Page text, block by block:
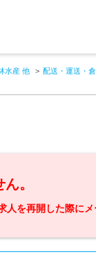
水産 他 配送・運送・
。
人を再開した際にメ